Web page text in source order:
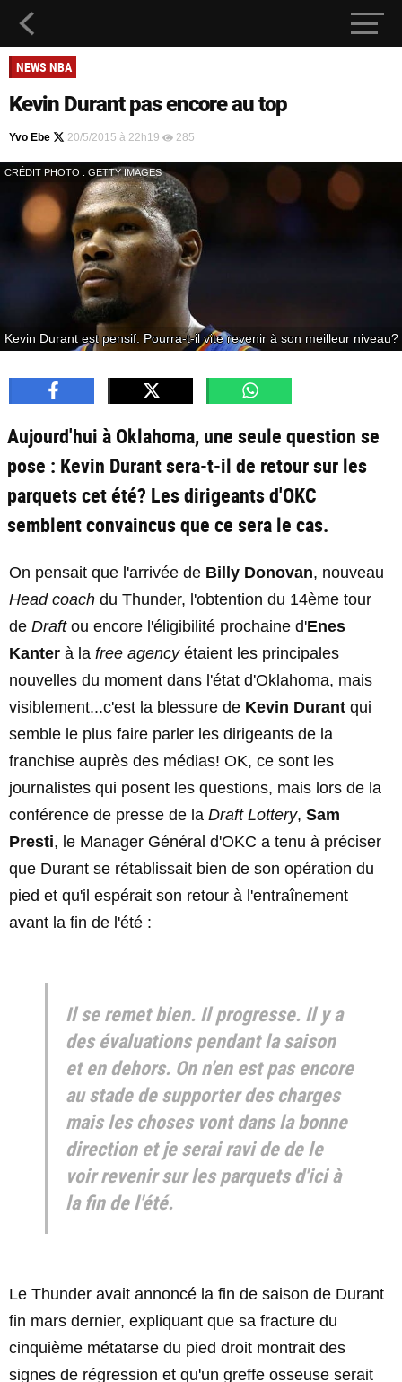
NEWS NBA
Kevin Durant pas encore au top
Yvo Ebe 20/5/2015 à 22h19 285
CRÉDIT PHOTO : GETTY IMAGES
Kevin Durant est pensif. Pourra-t-il vite revenir à son meilleur niveau?
Aujourd'hui à Oklahoma, une seule question se
pose : Kevin Durant sera-t-il de retour sur les
parquets cet été? Les dirigeants d'OKC
semblent convaincus que ce sera le cas.
On pensait que l'arrivée de Billy Donovan, nouveau
Head coach du Thunder, l'obtention du 14ème tour
de Draftou encore l'éligibilité prochaine d'Enes
Kanter à la free agencyétaient les principales
nouvelles du moment dans l'état d'Oklahoma, mais
visiblement...c'est la blessure de Kevin Durant qui
semble le plus faire parler les dirigeants de la
franchise auprès des médias! OK, ce sont les
journalistes qui posent les questions, mais lors de la
conférence de presse de la Draft Lottery, Sam
Presti, le Manager Général d'OKC a tenu à préciser
que Durant se rétablissait bien de son opération du
pied et qu'il espérait son retour à l'entraînement
avant la fin de l'été :
Il se remet bien. Il progresse. Il y a
des évaluations pendant la saison
et en dehors. On n'en est pas encore
au stade de supporter des charges
mais les choses vont dans la bonne
direction et je serai ravi de de le
voir revenir sur les parquets d'ici à
la fin de l'été.
Le Thunder avait annoncé la fin de saison de Durant
fin mars dernier, expliquant que sa fracture du
cinquième métatarse du pied droit montrait des
signes de régression et qu'un greffe osseuse serait